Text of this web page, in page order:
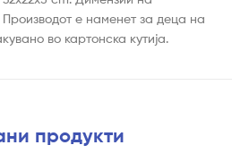
Производот е наменет за деца на
во картонска кутија.
продукти